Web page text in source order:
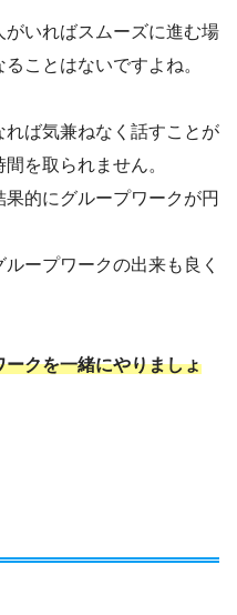
いればスムーズに進む場
ことはないですよね。
ば気兼ねなく話すことが
を取られません。
的にグループワークが円
ープワークの出来も良く
クを一緒にやりましょ